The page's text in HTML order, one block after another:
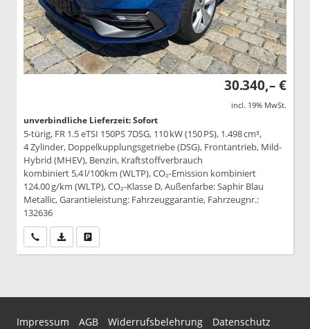
30.340,– €
incl. 19% MwSt.
unverbindliche Lieferzeit: Sofort
5-türig, FR 1.5 eTSI 150PS 7DSG, 110 kW (150 PS), 1.498 cm³,
4 Zylinder, Doppelkupplungsgetriebe (DSG), Frontantrieb, Mild-
Hybrid (MHEV), Benzin, Kraftstoffverbrauch
kombiniert 5,4 l/100km (WLTP), CO₂-Emission kombiniert
124.00 g/km (WLTP), CO₂-Klasse D, Außenfarbe: Saphir Blau
Metallic, Garantieleistung: Fahrzeuggarantie, Fahrzeugnr.:
132636
Wir rufen Sie anPDF-Datei, Fahrzeugexposé drucken
Impressum AGB Widerrufsbelehrung Datenschutz